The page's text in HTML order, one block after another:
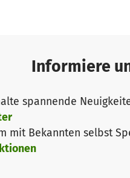
pädagogischen Arbeit
Informiere
spannende
mit Bekannten selbst